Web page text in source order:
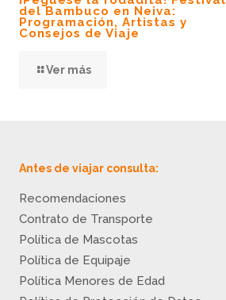
del Bambuco en Neiva:
Programación, Artistas y
Consejos de Viaje
Ver más
Antes de viajar consulta:
Recomendaciones
Contrato de Transporte
Política de Mascotas
Política de Equipaje
Política Menores de Edad